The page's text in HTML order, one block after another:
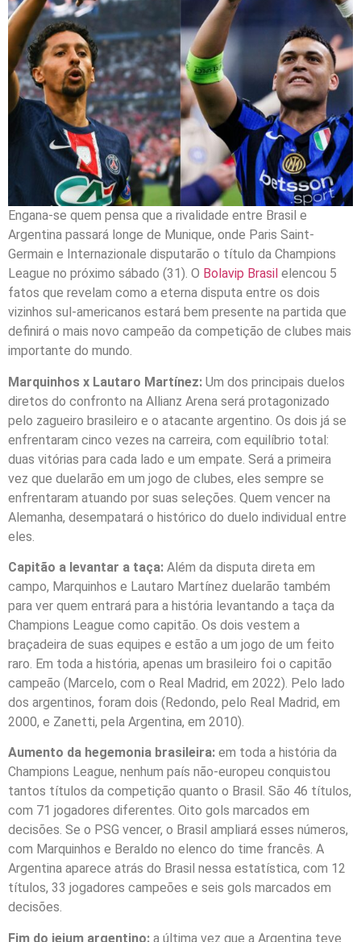
Engana-se quem pensa que a rivalidade entre Brasil e
Argentina passará longe de Munique, onde Paris Saint-
Germain e Internazionale disputarão o título da Champions
League no próximo sábado (31). O Bolavip Brasil elencou 5
fatos que revelam como a eterna disputa entre os dois
vizinhos sul-americanos estará bem presente na partida que
definirá o mais novo campeão da competição de clubes mais
importante do mundo.
Marquinhos x Lautaro Martínez: Um dos principais duelos
diretos do confronto na Allianz Arena será protagonizado
pelo zagueiro brasileiro e o atacante argentino. Os dois já se
enfrentaram cinco vezes na carreira, com equilíbrio total:
duas vitórias para cada lado e um empate. Será a primeira
vez que duelarão em um jogo de clubes, eles sempre se
enfrentaram atuando por suas seleções. Quem vencer na
Alemanha, desempatará o histórico do duelo individual entre
eles.
Capitão a levantar a taça: Além da disputa direta em
campo, Marquinhos e Lautaro Martínez duelarão também
para ver quem entrará para a história levantando a taça da
Champions League como capitão. Os dois vestem a
braçadeira de suas equipes e estão a um jogo de um feito
raro. Em toda a história, apenas um brasileiro foi o capitão
campeão (Marcelo, com o Real Madrid, em 2022). Pelo lado
dos argentinos, foram dois (Redondo, pelo Real Madrid, em
2000, e Zanetti, pela Argentina, em 2010).
Aumento da hegemonia brasileira: em toda a história da
Champions League, nenhum país não-europeu conquistou
tantos títulos da competição quanto o Brasil. São 46 títulos,
com 71 jogadores diferentes. Oito gols marcados em
decisões. Se o PSG vencer, o Brasil ampliará esses números,
com Marquinhos e Beraldo no elenco do time francês. A
Argentina aparece atrás do Brasil nessa estatística, com 12
títulos, 33 jogadores campeões e seis gols marcados em
decisões.
Fim do jejum argentino: a última vez que a Argentina teve